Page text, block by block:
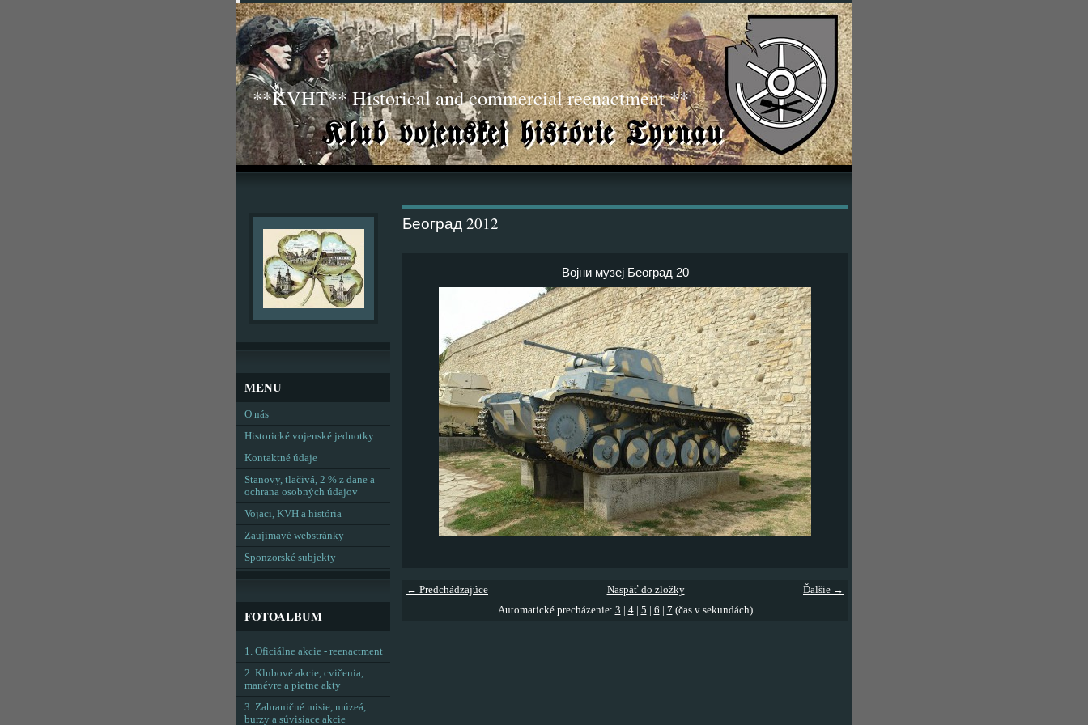
**KVHT** Historical and commercial reenactment **
Београд 2012
Војни музеј Београд 20
← Predchádzajúce Ďalšie →
Naspäť do zložky
Automatické precházenie: 3 4| 5 6 7 (čas v sekundách)
MENU
O nás
Historické vojenské jednotky
Kontaktné údaje
Stanovy, tlačivá, 2 % z dane a
ochrana osobných údajov
Vojaci, KVH a história
Zaujímavé webstránky
Sponzorské subjekty
FOTOALBUM
1. Oficiálne akcie - reenactment
2. Klubové akcie, cvičenia,
manévre a pietne akty
3. Zahraničné misie, múzeá,
burzy a súvisiace akcie